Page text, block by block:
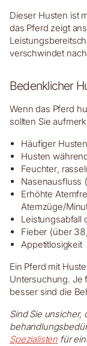
Dieser Husten ist
das Pferd zeigt
verschwindet
Bedenklicher
Wenn das Pferd
sollten Sie
Häufiger Husten
Husten
Feuchter,
Nasenausfluss
Erhöhte
Atemzüge/
Leistungsabfall
Fieber (über
Appetitlosigkeit
Ein Pferd mit
Untersuchung. Je
besser sind die
Sind Sie unsicher,
Spezialisten für